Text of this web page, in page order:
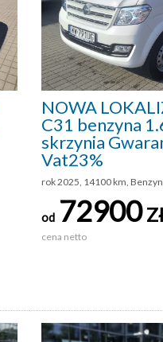
NOWA
C31 benzyna
skrzynia
Vat23%
rok 2025, 14100 km,
od 72900
cena netto